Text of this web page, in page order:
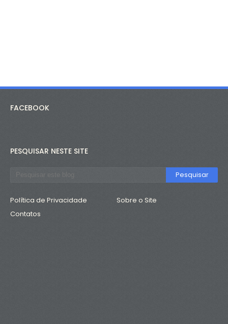
FACEBOOK
PESQUISAR NESTE SITE
Política de Privacidade
Sobre o Site
Contatos